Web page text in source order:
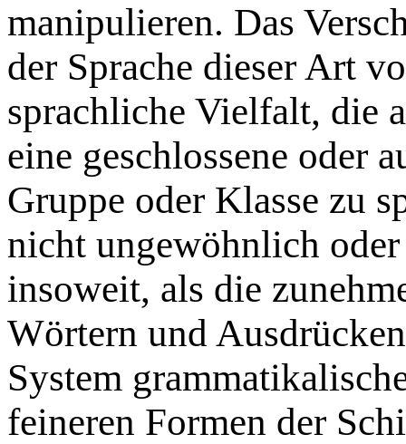
manipulieren. Das
der Sprache dieser Art
sprachliche Vielfalt, die
eine geschlossene oder
Gruppe oder Klasse zu
nicht ungewöhnlich
insoweit, als die
Wörtern und
System
feineren Formen der